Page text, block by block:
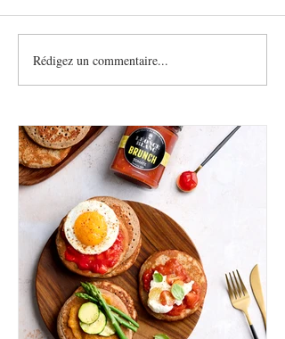
Rédigez un commentaire...